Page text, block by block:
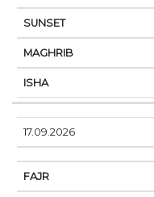
17.09.2026